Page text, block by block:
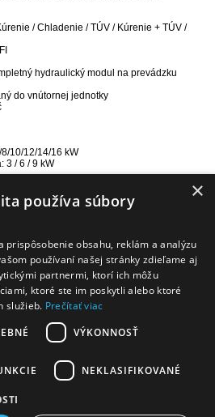
/ Chladenie / TÚV / Kúrenie + TÚV /
hydraulický modul na prevádzku
do vnútornej jednotky
10/12/14/16 kW
3 / 6 / 9 kW
25 ~ 65 ° C
5 ~ 35 ° C
teplôt - kúrenie: -25 ~ 35 ° C
teplôt – chladenie: -5 ~ 43 ° C
teplôt - režim TÚV: -25 ~ 43 ° C
Informácie
Dodanie tovaru
servis
×
používa súbory
prispôsobenie obsahu, reklám a analýzu
používaní našej stránky zdieľame aj
partnermi, ktorí ich môžu
ktoré ste im poskytli alebo ktoré
služieb. Prečítať viac
VÝKONNOSŤ
NEKLASIFIKOVANÉ